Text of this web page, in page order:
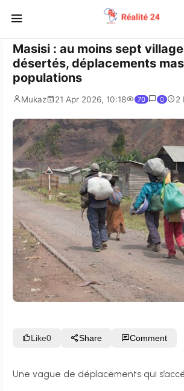
Masisi : au moins sept
désertés, déplacements
populations
Mukaz 21 Apr 2026, 10:18 70 0 2
Like0 Share Comment
Une vague de déplacements qui